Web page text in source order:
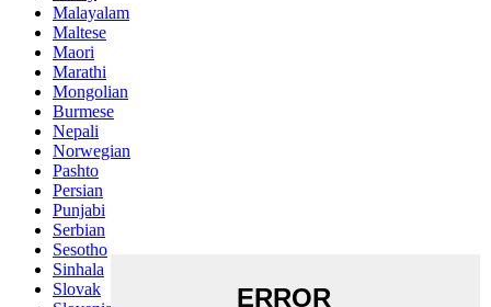
Malayalam
Maltese
Maori
Marathi
Mongolian
Burmese
Nepali
Norwegian
Pashto
Persian
Punjabi
Serbian
Sesotho
Sinhala
Slovak